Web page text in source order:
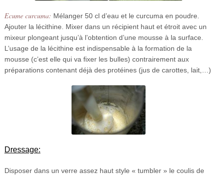
Ecume curcuma: Mélanger 50 cl d’eau et le curcuma en poudre.
Ajouter la lécithine. Mixer dans un récipient haut et étroit avec un
mixeur plongeant jusqu’à l’obtention d’une mousse à la surface.
L’usage de la lécithine est indispensable à la formation de la
mousse (c’est elle qui va fixer les bulles) contrairement aux
préparations contenant déjà des protéines (jus de carottes, lait,…)
Dressage:
Disposer dans un verre assez haut style « tumbler » le coulis de